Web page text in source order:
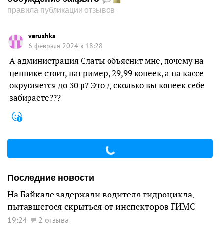
правила публикации отзывов
verushka
6 февраля 2024 в 18:28
А администрация Слаты объяснит мне, почему на
ценнике стоит, например, 29,99 копеек, а на кассе
округляется до 30 р? Это д сколько вы копеек себе
забираете???
Последние новости
На Байкале задержали водителя гидроцикла,
пытавшегося скрыться от инспекторов ГИМС
19:24 2 отзыва